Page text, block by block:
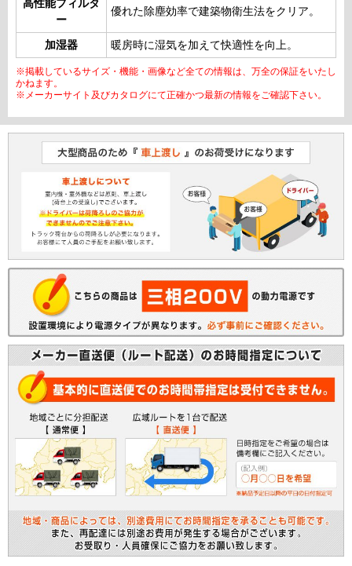
高性能フィルタ
ー
優れた除塵効率で建築物衛生法をクリア。
加湿器 暖房時に湿気を加えて快適性を向上。
※掲載しているサイズ・機能・画像など全ての情報は、万全の保証をいたし
かねます。
※メーカーサイト及びカタログにて正確かつ最新の情報をご確認下さい。